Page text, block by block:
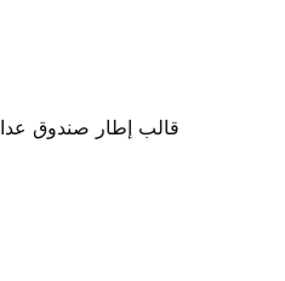
قالب إطار صندوق